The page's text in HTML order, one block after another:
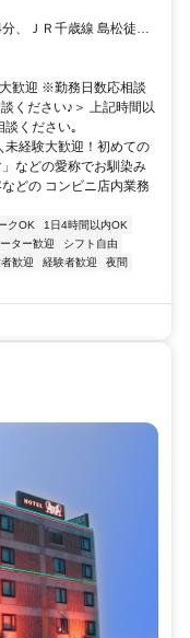
、ＪＲ千歳線 島松徒歩
歓迎 ※勤務日数応相談
ください♪＞ 上記時間以
ください｡
経験大歓迎！初めての
などの愛称でお馴染み
どの コンビニ店内業務
クOK
1日4時間以内OK
ター歓迎
シフト自由
歓迎 経験者歓迎
夜間